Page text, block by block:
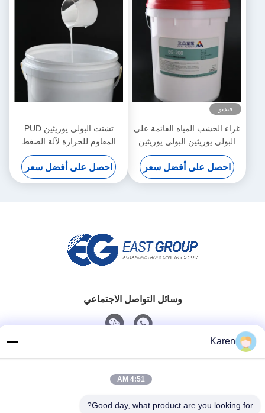
فيديو
غراء الخشب المياه القائمة على
البولي يوريثين البولي يوريثين
التشتت غشاء PVC تشكيل
الفراغ 3D
احصل على أفضل سعر
تشتت البولي يوريثين PUD
المقاوم للحرارة لآلة الضغط
على غشاء الفراغ
احصل على أفضل سعر
وسائل التواصل الاجتماعي
Karen
4:51 AM
Good day, what product are you looking for?